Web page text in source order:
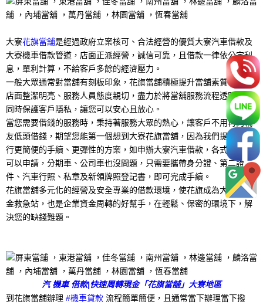
大寮花旗當舖是經過政府立案核可、合法經營的優質大寮汽車借款及
大寮機車借款管道，店面正派經營，誠信可靠，且借款一律依公定利
息，單利計算，不給客戶多餘的經濟壓力。
一般大眾通常對當舖有刻板印象，花旗當舖積極提升當舖素質，要求
店面整潔明亮、服務人員態度親切，盡力於將當舖服務流程透明化，
同時保護客戶隱私，讓您可以安心且放心。
當您需要借錢的服務時，秉持著服務大眾的熱心，讓客戶不用再向親
友低頭借錢，期望您能第一個想到大寮花旗當舖，因為我們提供比銀
行更簡便的手續、更彈性的方案，如申辦大寮汽車借款，各式車種都
可以申請，分期車、公司車也沒問題，只需要攜帶身分證、第二證
件、汽車行照、私章及新領牌照登記書，即可完成手續。
花旗當舖多元化的經營及安全專業的借款環境，使花旗成為大家的現
金救急站，也是企業資金周轉的好幫手，在輕鬆、保密的環境下，解
決您的缺錢難題。
汽 機車 借款|快速周轉現金「花旗當舖」大寮地區
到花旗當舖辦理 #機車貸款 流程簡單簡便，且通常當下辦理當下撥